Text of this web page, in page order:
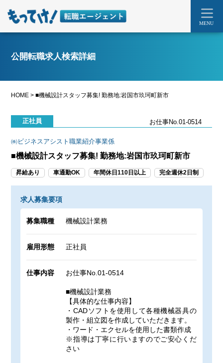
MENU
公開転職求人検索詳細
HOME >■機械設計スタッフ募集! 勤務地:岩国市玖珂町新市
正社員 お仕事No.01-0514
㈱ビジネスアシスト職業紹介事業係
■機械設計スタッフ募集! 勤務地:岩国市玖珂町新市
昇給あり 車通勤OK 年間休日110日以上 完全週休2日制
求人募集要項
募集職種 機械設計業務
雇用形態 正社員
仕事内容 お仕事No.01-0514
■機械設計業務
【具体的な仕事内容】
・CADソフトを使用して各種機械器具の
製作・組立図を作成していただきます。
・ワード・エクセルを使用した書類作成
※指導は丁寧に行いますのでご安心くだ
さい